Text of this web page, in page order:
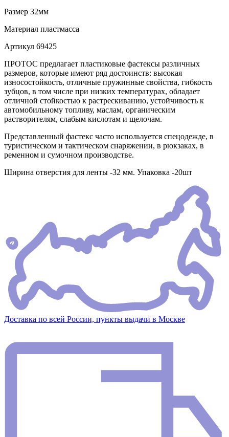
Размер 32мм
Материал пластмасса
Артикул 69425
ПРОТОС предлагает пластиковые фастексы различных
размеров, которые имеют ряд достоинств: высокая
износостойкость, отличные пружинные свойства, гибкость
зубцов, в том числе при низких температурах, обладает
отличной стойкостью к растрескиванию, устойчивость к
автомобильному топливу, маслам, органическим
растворителям, слабым кислотам и щелочам.
Представленный фастекс часто используется спецодежде, в
туристическом и тактическом снаряжении, в рюкзаках, в
ременном и сумочном производстве.
Ширина отверстия для ленты -32 мм. Упаковка -20шт
Доставка по всей России, пункты выдачи в Москве